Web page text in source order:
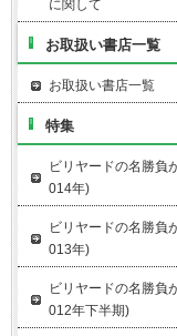
に関して
お取扱い書店一覧
お取扱い書店一覧
特集
ビリヤードの名勝負
014年)
ビリヤードの名勝負
013年)
ビリヤードの名勝負
012年下半期)